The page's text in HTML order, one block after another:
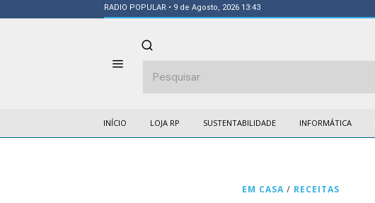
RADIO POPULAR • 9 de Agosto, 2026 13:43
INÍCIO LOJA RP SUSTENTABILIDADE INFORMÁTICA
EM CASA / RECEITAS